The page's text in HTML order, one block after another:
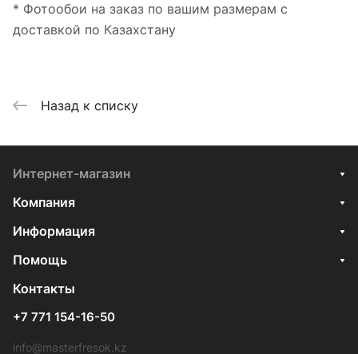
* Фотообои на заказ по вашим размерам с
доставкой по Казахстану
Назад к списку
Интернет-магазин
Компания
Информация
Помощь
Контакты
+7 771 154-16-50
info@masterfresok.kz